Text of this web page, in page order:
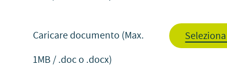
Caricare documento (Max.
1MB / .doc o .docx)